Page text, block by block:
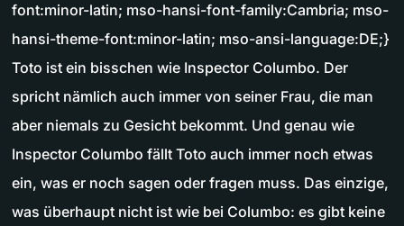
font:minor-latin; mso-hansi-font-family:Cambria; mso-
hansi-theme-font:minor-latin; mso-ansi-language:DE;}
Toto ist ein bisschen wie Inspector Columbo. Der
spricht nämlich auch immer von seiner Frau, die man
aber niemals zu Gesicht bekommt. Und genau wie
Inspector Columbo fällt Toto auch immer noch etwas
ein, was er noch sagen oder fragen muss. Das einzige,
was überhaupt nicht ist wie bei Columbo: es gibt keine